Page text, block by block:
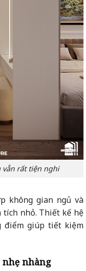
rất tiện nghi
không gian ngủ và
nhỏ. Thiết kế hệ
điểm giúp tiết kiệm
nhẹ nhàng